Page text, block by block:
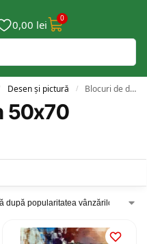
0,00 lei 0
Desen și pictură / Blocuri de desen 50x70
50x70